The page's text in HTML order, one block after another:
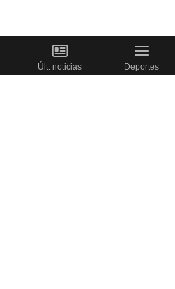
Últ. noticias Deportes